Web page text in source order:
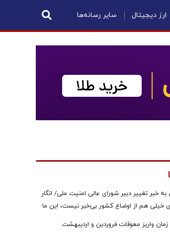
ارز دیجیتال سایر رسانه‌ها
به خبر تغییر دبیر شورای عالی امنیت ملی/ انگار
خیلی هم از اوضاع کشور بی‌خبر نیست، این ما
زمان واریز معوقات فروردین و اردیبهشت